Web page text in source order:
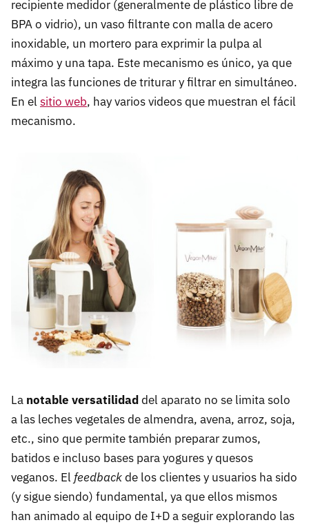
recipiente medidor (generalmente de plástico libre de
BPA o vidrio), un vaso filtrante con malla de acero
inoxidable, un mortero para exprimir la pulpa al
máximo y una tapa. Este mecanismo es único, ya que
integra las funciones de triturar y filtrar en simultáneo.
En el sitio web, hay varios videos que muestran el fácil
mecanismo.
La notable versatilidaddel aparato no se limita solo
a las leches vegetales de almendra, avena, arroz, soja,
etc., sino que permite también preparar zumos,
batidos e incluso bases para yogures y quesos
veganos. El feedbackde los clientes y usuarios ha sido
(y sigue siendo) fundamental, ya que ellos mismos
han animado al equipo de I+D a seguir explorando las